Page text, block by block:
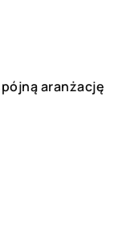
aranżację